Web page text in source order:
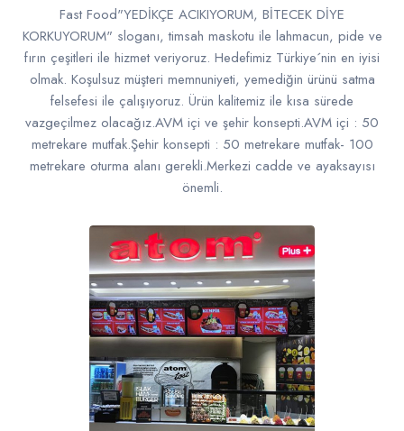
Fast Food"YEDİKÇE ACIKIYORUM, BİTECEK DİYE
KORKUYORUM" sloganı, timsah maskotu ile lahmacun, pide ve
fırın çeşitleri ile hizmet veriyoruz. Hedefimiz Türkiye´nin en iyisi
olmak. Koşulsuz müşteri memnuniyeti, yemediğin ürünü satma
felsefesi ile çalışıyoruz. Ürün kalitemiz ile kısa sürede
vazgeçilmez olacağız.AVM içi ve şehir konsepti.AVM içi : 50
metrekare mutfak.Şehir konsepti : 50 metrekare mutfak- 100
metrekare oturma alanı gerekli.Merkezi cadde ve ayaksayısı
önemli.